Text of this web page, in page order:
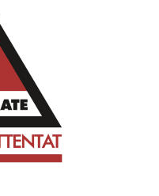
un nouvel onglet)